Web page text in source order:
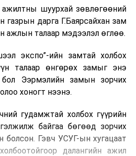
ажилтны шуурхай зөвлөгөөний
дарга Г.Баярсайхан зам
ажлын талаар мэдээлэл өглөө.
экспо”-ийн замтай холбох
талаар өнгөрөх замыг энэ
Ээрмэлийн замын зорчих
хоногт нээнэ.
гудамжтай холбох гүүрийн
байгаа бөгөөд зорчих
болсон. Гэвч УСУГ-ын хугацаат
далангийн ажил